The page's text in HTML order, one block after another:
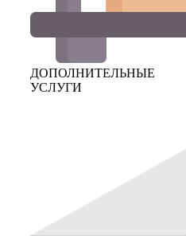
ДОПОЛНИТЕЛЬНЫЕ
УСЛУГИ